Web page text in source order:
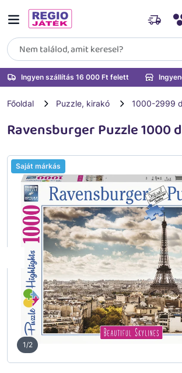
Ingyen szállítás 16 000 Ft felett
Főoldal Puzzle, kirakó 1000-2999
Ravensburger Puzzle 1000
Vissza
1/2
Saját márkás